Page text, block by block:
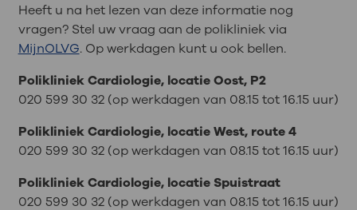
Heeft u na het lezen van deze informatie nog
vragen? Stel uw vraag aan de polikliniek via
MijnOLVG. Op werkdagen kunt u ook bellen.
Polikliniek Cardiologie, locatie Oost, P2
020 599 30 32 (op werkdagen van 08.15 tot 16.15 uur)
Polikliniek Cardiologie, locatie West, route 4
020 599 30 32 (op werkdagen van 08.15 tot 16.15 uur)
Polikliniek Cardiologie, locatie Spuistraat
020 599 30 32 (op werkdagen van 08.15 tot 16.15 uur)